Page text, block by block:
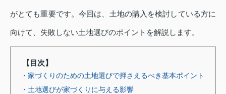
がとても重要です。今回は、土地の購入を検討している方に
向けて、失敗しない土地選びのポイントを解説します。
【目次】
・家づくりのための土地選びで押さえるべき基本ポイント
・土地選びが家づくりに与える影響